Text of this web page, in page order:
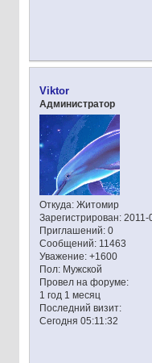
Viktor
Администратор
Откуда:Житомир
Зарегистрирован: 2011-
Приглашений:0
Сообщений:11463
Уважение: +1600
Пол:Мужской
Провел на форуме:
1 год 1 месяц
Последний визит:
Сегодня 05:11:32